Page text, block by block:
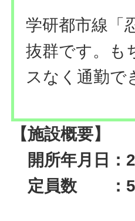
学研都市線「
抜群です。も
スなく通勤で
【施設概要】
開所年月日：
定員数 ：